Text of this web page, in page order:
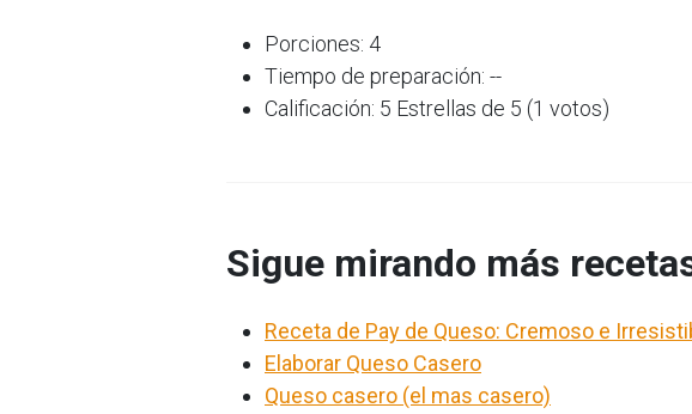
Porciones: 4
Tiempo de preparación: --
Calificación: 5 Estrellas de 5 (1 votos)
Sigue mirando más
Receta de Pay de Queso: Cremoso e
Elaborar Queso Casero
Queso casero (el mas casero)